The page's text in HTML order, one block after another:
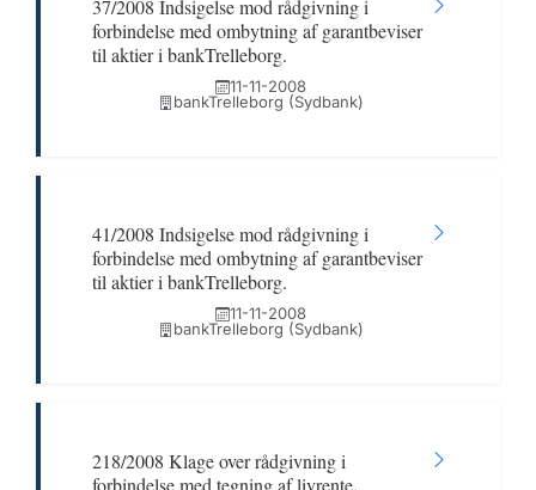
37/2008 Indsigelse mod rådgivning i
forbindelse med ombytning af garantbeviser
til aktier i bankTrelleborg.
11-11-2008
bankTrelleborg (Sydbank)
41/2008 Indsigelse mod rådgivning i
forbindelse med ombytning af garantbeviser
til aktier i bankTrelleborg.
11-11-2008
bankTrelleborg (Sydbank)
218/2008 Klage over rådgivning i
forbindelse med tegning af livrente.